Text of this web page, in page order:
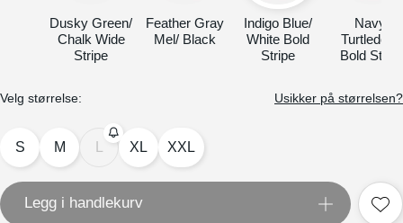
Dusky Green/
Chalk Wide
Stripe
Feather Gray
Mel/ Black
Indigo Blue/
White Bold
Stripe
Navy/
Turtledove
Bold Stripe
Velg størrelse: Usikker på størrelsen?
S M XL XXL
Legg i handlekurv